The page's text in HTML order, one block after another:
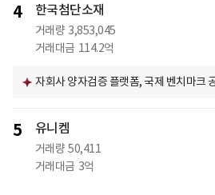
4 한국첨단소재
거래량 3,853,045
거래대금 114.2억
자회사 양자검증 플랫폼, 국제 벤치마크
5 유니켐
거래량 50,411
거래대금 3억